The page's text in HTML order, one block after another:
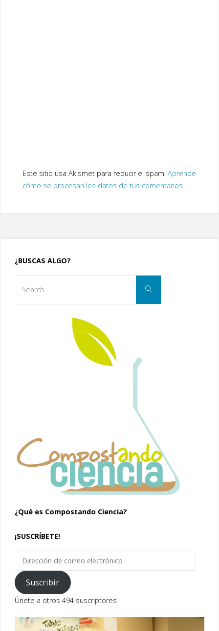
Este sitio usa Akismet para reducir el spam. Aprende
cómo se procesan los datos de tus comentarios.
¿BUSCAS ALGO?
Search
¿Qué es Compostando Ciencia?
¡SUSCRÍBETE!
Dirección
correo
electrónico
Suscribir
Únete a otros 494 suscriptores